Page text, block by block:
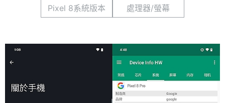
Pixel 8系統版本 處理器/螢幕